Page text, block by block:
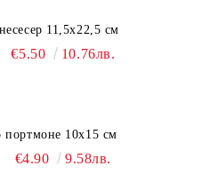
11,5х22,5 см
€5.50 10.76лв.
портмоне 10х15 см
€4.90 9.58лв.